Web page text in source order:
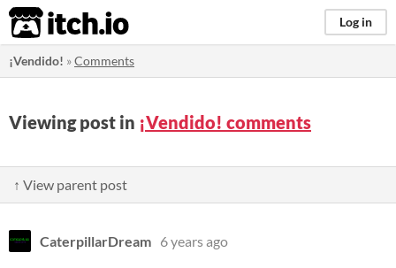
itch.io Log in
¡Vendido! »Comments
Viewing post in ¡Vendido! comments
↑ View parent post
CaterpillarDream 6 years ago